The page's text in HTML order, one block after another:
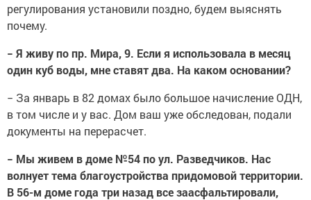
регулирования установили поздно, будем выяснять
почему.
− Я живу по пр. Мира, 9. Если я использовала в месяц
один куб воды, мне ставят два. На каком основании?
− За январь в 82 домах было большое начисление ОДН,
в том числе и у вас. Дом ваш уже обследован, подали
документы на перерасчет.
− Мы живем в доме №54 по ул. Разведчиков. Нас
волнует тема благоустройства придомовой территории.
В 56-м доме года три назад все заасфальтировали,